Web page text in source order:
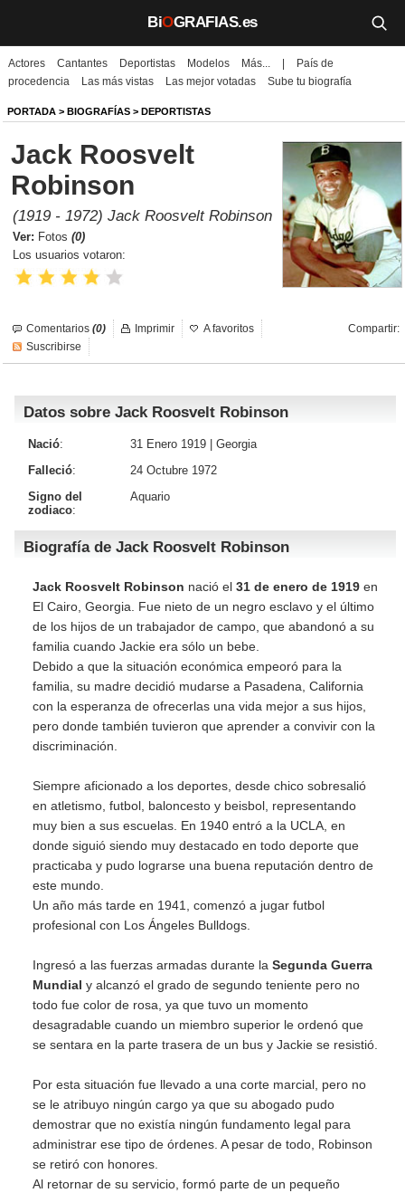
BiOGRAFIAS.es
Biografías
Películas
TV
Música
Un día como hoy
Videos
Noticias
Actores Cantantes Deportistas Modelos Más...
País de
procedencia
Las más vistas Las mejor votadas Sube tu biografía
PORTADA > BIOGRAFÍAS > DEPORTISTAS
Jack Roosvelt
Robinson
(1919 - 1972) Jack Roosvelt Robinson
Ver: Fotos (0)
Los usuarios votaron:
Comentarios (0) Compartir:
Imprimir
A favoritos
Suscribirse
Datos sobre Jack Roosvelt Robinson
Nació: 31 Enero 1919 | Georgia
Falleció:
24 Octubre 1972
Signo del
zodiaco:
Aquario
Biografía de Jack Roosvelt Robinson
Jack Roosvelt Robinson nació el 31 de enero de 1919 en
El Cairo, Georgia. Fue nieto de un negro esclavo y el último
de los hijos de un trabajador de campo, que abandonó a su
familia cuando Jackie era sólo un bebe.
Debido a que la situación económica empeoró para la
familia, su madre decidió mudarse a Pasadena, California
con la esperanza de ofrecerlas una vida mejor a sus hijos,
pero donde también tuvieron que aprender a convivir con la
discriminación.
Siempre aficionado a los deportes, desde chico sobresalió
en atletismo, futbol, baloncesto y beisbol, representando
muy bien a sus escuelas. En 1940 entró a la UCLA, en
donde siguió siendo muy destacado en todo deporte que
practicaba y pudo lograrse una buena reputación dentro de
este mundo.
Un año más tarde en 1941, comenzó a jugar futbol
profesional con Los Ángeles Bulldogs.
Ingresó a las fuerzas armadas durante la Segunda Guerra
Mundial y alcanzó el grado de segundo teniente pero no
todo fue color de rosa, ya que tuvo un momento
desagradable cuando un miembro superior le ordenó que
se sentara en la parte trasera de un bus y Jackie se resistió.
Por esta situación fue llevado a una corte marcial, pero no
se le atribuyo ningún cargo ya que su abogado pudo
demostrar que no existía ningún fundamento legal para
administrar ese tipo de órdenes. A pesar de todo, Robinson
se retiró con honores.
Al retornar de su servicio, formó parte de un pequeño